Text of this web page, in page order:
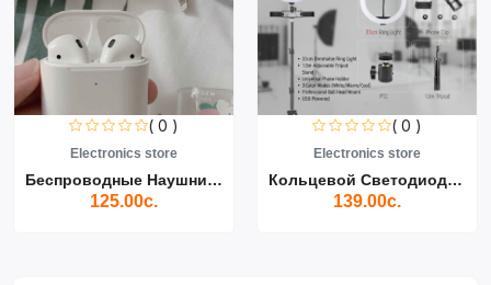
( 0 )
Electronics store
Беспроводные Наушники Air...
125.00с.
( 0 )
Electronics store
Кольцевой Светодиодный Св...
139.00с.